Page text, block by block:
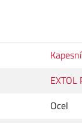
EXTOL
Ocel